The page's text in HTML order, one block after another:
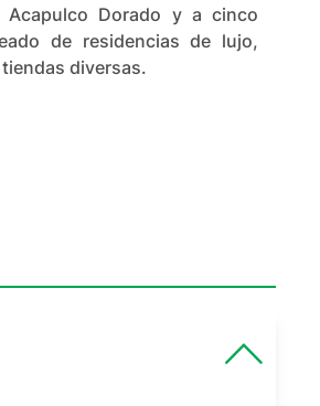
Dorado y a cinco
de residencias de lujo,
diversas.